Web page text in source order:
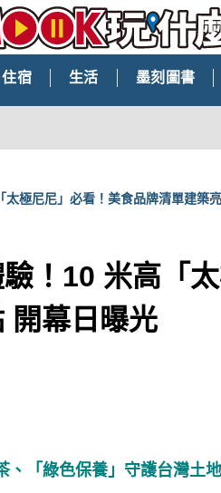
住宿 生活 墨刻圖書
極尼尼」必看！美食品牌清單建築
！10 米高「
開幕日曝光
、「綠色保養」守護台灣土地